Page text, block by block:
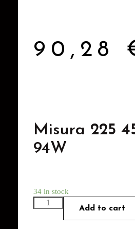
90,28
Misura 225
94W
34 in stock
Add to cart